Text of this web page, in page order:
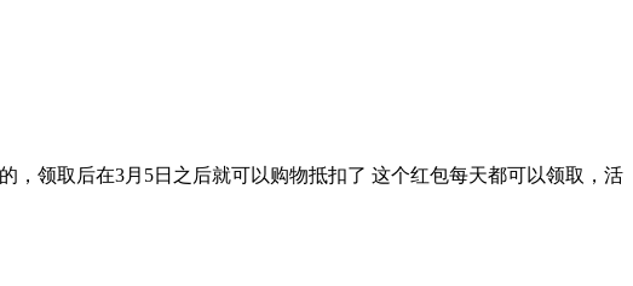
，领取后在3月5日之后就可以购物抵扣了 这个红包每天都可以领取，活